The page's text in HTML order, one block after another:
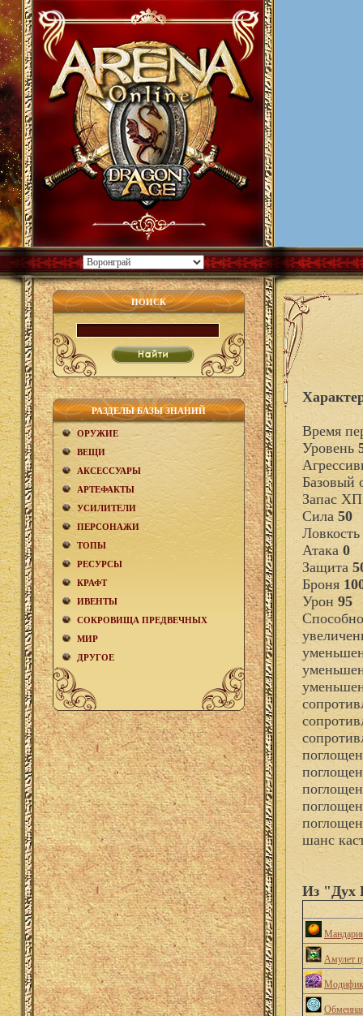
ПОИСК
РАЗДЕЛЫ БАЗЫ ЗНАНИЙ
ОРУЖИЕ
ВЕЩИ
АКCЕСCУАРЫ
АРТЕФАКТЫ
УСИЛИТЕЛИ
ПЕРСОНАЖИ
ТОПЫ
РЕСУРСЫ
КРАФТ
ИВЕНТЫ
СОКРОВИЩА ПРЕДВЕЧНЫХ
МИР
ДРУГОЕ
Время
Уровень
Базовый
Запас
Сила 50
Ловкость
Атака 0
Защита
Броня
Урон 95
шанс
Из "Дух
Амулет